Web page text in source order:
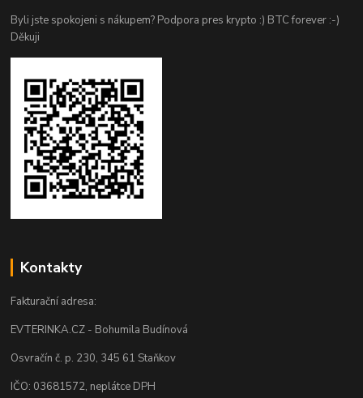
Byli jste spokojeni s nákupem? Podpora pres krypto :) BTC forever :-)
Děkuji
Kontakty
Fakturační adresa:
EVTERINKA.CZ - Bohumila Budínová
Osvračín č. p. 230, 345 61 Staňkov
IČO: 03681572, neplátce DPH